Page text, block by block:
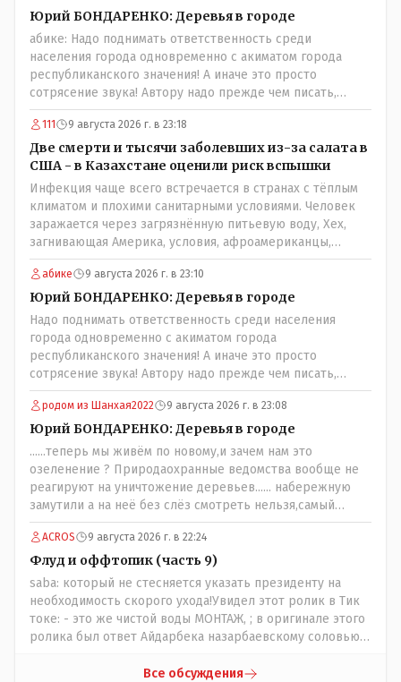
Юрий БОНДАРЕНКО: Деревья в городе
абике: Надо поднимать ответственность среди
населения города одновременно с акиматом города
республиканского значения! А иначе это просто
сотрясение звука! Автору надо прежде чем писать,
необходимо самому обратиться в ЖКХ акимата и
разобраться прежде чем своей статьей провоцировать
население города!Согласен всецело!
111 9 августа 2026 г. в 23:18
Две смерти и тысячи заболевших из-за салата в
США - в Казахстане оценили риск вспышки
Инфекция чаще всего встречается в странах с тёплым
климатом и плохими санитарными условиями. Человек
заражается через загрязнённую питьевую воду, Хех,
загнивающая Америка, условия, афроамериканцы,
грязная вода, отсутствие страховок, нечистоплотные
мигранты и прочее.. Лучше России и Казахстана жить
негде..
абике 9 августа 2026 г. в 23:10
Юрий БОНДАРЕНКО: Деревья в городе
Надо поднимать ответственность среди населения
города одновременно с акиматом города
республиканского значения! А иначе это просто
сотрясение звука! Автору надо прежде чем писать,
необходимо самому обратиться в ЖКХ акимата и
разобраться прежде чем своей статьей провоцировать
население города!
родом из Шанхая2022 9 августа 2026 г. в 23:08
Юрий БОНДАРЕНКО: Деревья в городе
......теперь мы живём по новому,и зачем нам это
озеленение ? Природаохранные ведомства вообще не
реагируют на уничтожение деревьев...... набережную
замутили а на неё без слёз смотреть нельзя,самый
наивысший уровень рукопопства наших
строителей"специалистов",как исторические здания
сносить пожалуйста ,а как на века построить слабо.....Вы
вот господин Бондаренко большой учёный прошлись
бы по историческим постройкам сколько было
ликвидировано в советское время и в наше.......
ACROS 9 августа 2026 г. в 22:24
Флуд и оффтопик (часть 9)
saba: который не стесняется указать президенту на
необходимость скорого ухода!Увидел этот ролик в Тик
токе: - это же чистой воды МОНТАЖ, ; в оригинале этого
ролика был ответ Айдарбека назарбаевскому соловью
просто напросто - КЛОУНЫ или МАРИОНЕТКИ власти и
Все обсуждения